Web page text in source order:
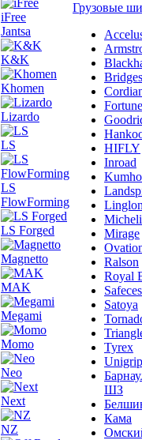
iFree
Jantsa
K&K
Khomen
Lizardo
LS
LS
FlowForming
LS Forged
Magnetto
MAK
Megami
Momo
Neo
Next
NZ
Грузовые
Fortune
HIFLY
Inroad
Kumho
Mirage
Ralson
Royal
Satoya
Tyrex
Unigrip
ШЗ
Кама